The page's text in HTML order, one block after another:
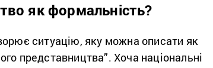
як формальність?
ситуацію, яку можна описати як
представництва”. Хоча національні